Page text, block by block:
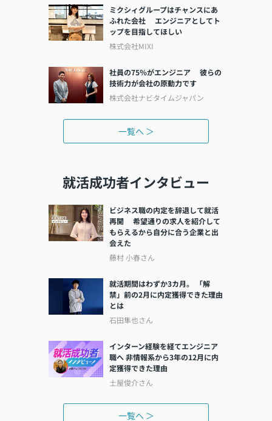
ミクシィグループはチャンスにあ
ふれた会社 エンジニアとしてト
ップを目指してほしい
株式会社MIXI
社員の75％がエンジニア 彼らの
技術力が会社の原動力です
株式会社ナビタイムジャパン
一覧へ ＞
就活成功者インタビュー
ビジネス職の内定を辞退して就活
再開 希望通りの求人を紹介して
もらえるから自分に合う企業と出
会えた
藤村 小春さん
就活期間はわずか3カ月。 「解
禁」前の2月に内定獲得できた理由
とは
石田隼也さん
インターン経験を経てエンジニア
職へ 非情報系から3年の12月に内
定獲得できた理由
土屋俊介さん
一覧へ ＞